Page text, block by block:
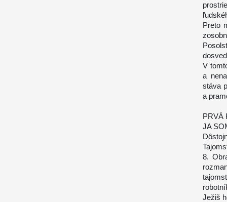
Preto
V
a
stáva
a
PRVÁ
JA
8.
Ježiš